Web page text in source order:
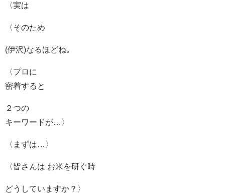
〈実は
〈そのため
(伊沢)なるほどね｡
〈プロに
密着すると
２つの
キーワードが…〉
〈まずは…〉
〈皆さんは お米を研ぐ時
どうしていますか？〉